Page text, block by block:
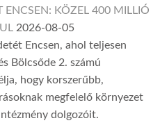
KÖZEL 400 MILLIÓ
2026-08-05
Encsen, ahol teljesen
Bölcsőde 2. számú
hogy korszerűbb,
megfelelő környezet
dolgozóit.